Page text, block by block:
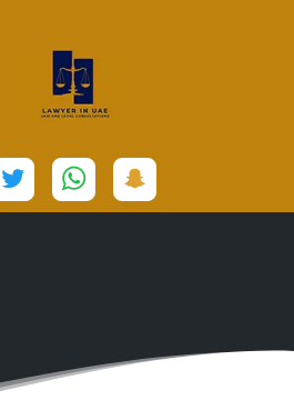
تابعنا
على
تابعنا
على